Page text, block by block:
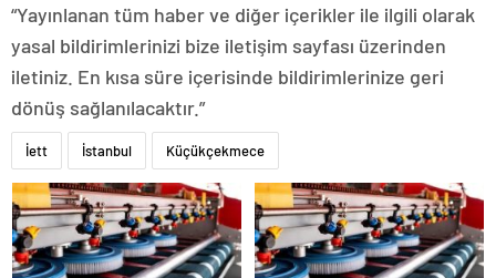
“Yayınlanan tüm haber ve diğer içerikler ile ilgili olarak
yasal bildirimlerinizi bize iletişim sayfası üzerinden
iletiniz. En kısa süre içerisinde bildirimlerinize geri
dönüş sağlanılacaktır.”
İett İstanbul Küçükçekmece